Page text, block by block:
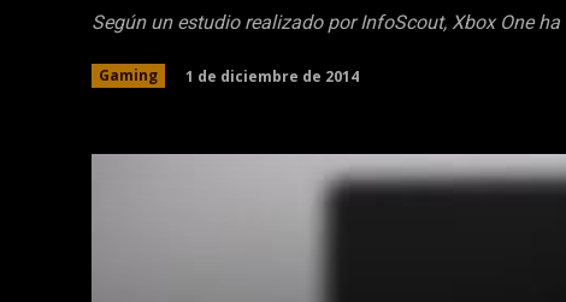
Según un estudio realizado por InfoScout, Xbox One
Gaming 1 de diciembre de 2014